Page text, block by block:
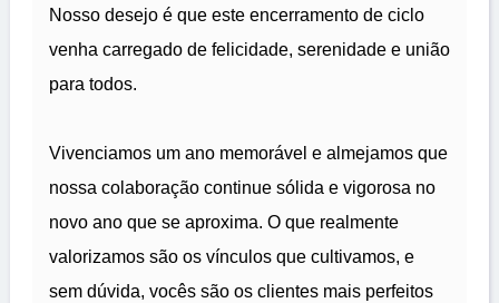
Nosso desejo é que este encerramento de ciclo
venha carregado de felicidade, serenidade e união
para todos.
Vivenciamos um ano memorável e almejamos que
nossa colaboração continue sólida e vigorosa no
novo ano que se aproxima. O que realmente
valorizamos são os vínculos que cultivamos, e
sem dúvida, vocês são os clientes mais perfeitos